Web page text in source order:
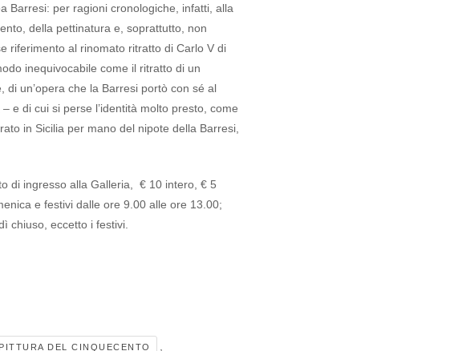
Barresi: per ragioni cronologiche, infatti, alla
della pettinatura e, soprattutto, non
riferimento al rinomato ritratto di Carlo V di
inequivocabile come il ritratto di un
un’opera che la Barresi portò con sé al
e di cui si perse l’identità molto presto, come
in Sicilia per mano del nipote della Barresi,
di ingresso alla Galleria, € 10 intero, € 5
e festivi dalle ore 9.00 alle ore 13.00;
chiuso, eccetto i festivi.
PITTURA DEL CINQUECENTO